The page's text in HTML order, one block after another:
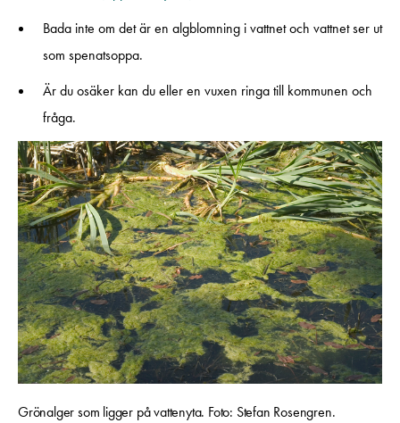
Bada inte om det är en algblomning i vattnet och vattnet ser ut
som spenatsoppa.
Är du osäker kan du eller en vuxen ringa till kommunen och
fråga.
Grönalger som ligger på vattenyta. Foto: Stefan Rosengren.